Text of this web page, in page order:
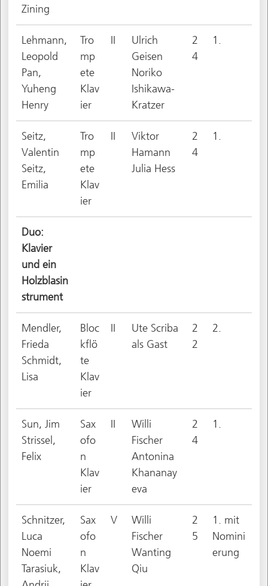
Zining
Lehmann,
Leopold
Pan,
Yuheng
Henry
Tro
mp
ete
Klav
ier
II
Ulrich
Geisen
Noriko
Ishikawa-
Kratzer
2
4
1.
Seitz,
Valentin
Seitz,
Emilia
Tro
mp
ete
Klav
ier
II
Viktor
Hamann
Julia Hess
2
4
1.
Duo:
Klavier
und ein
Holzblasin
strument
Mendler,
Frieda
Schmidt,
Lisa
Bloc
kflö
te
Klav
ier
II
Ute Scriba
als Gast
2
2
2.
Sun, Jim
Strissel,
Felix
Sax
ofo
n
Klav
ier
II
Willi
Fischer
Antonina
Khananay
eva
2
4
1.
Schnitzer,
Luca
Noemi
Tarasiuk,
Sax
ofo
n
Klav
V
Willi
Fischer
Wanting
Qiu
2
5
1. mit
Nomini
erung